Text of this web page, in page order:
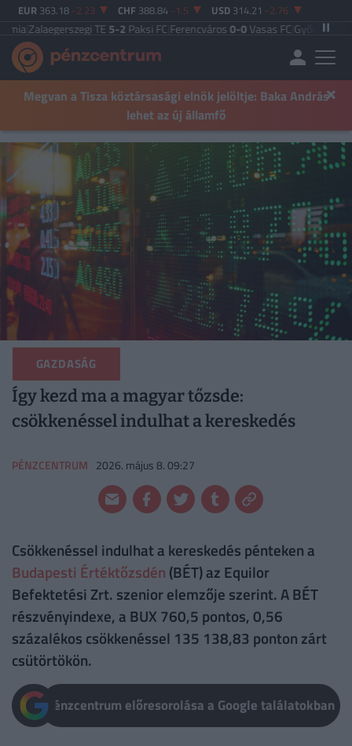
EUR 363.18 -2.23 CHF 388.84 -1.5 USD 314.21 -2.76
TE5-2Paksi FC|Ferencváros0-0Vasas FC|Győri ETO FC 4-0
Megvan a Tisza köztársasági elnök jelöltje: Baka András
lehet az új államfő
×
GAZDASÁG
Így kezd ma a magyar tőzsde:
csökkenéssel indulhat a kereskedés
PÉNZCENTRUM 2026. május 8. 09:27
Csökkenéssel indulhat a kereskedés pénteken a
Budapesti Értéktőzsdén (BÉT) az Equilor
Befektetési Zrt. szenior elemzője szerint. A BÉT
részvényindexe, a BUX 760,5 pontos, 0,56
százalékos csökkenéssel 135 138,83 ponton zárt
csütörtökön.
Pénzcentrum előresorolása a Google találatokban